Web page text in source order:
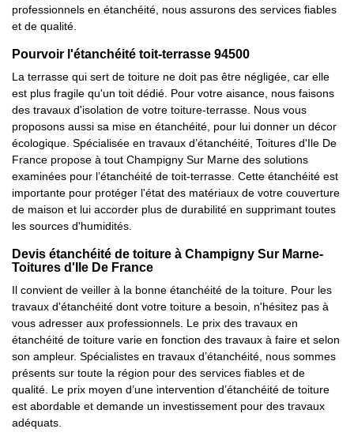
professionnels en étanchéité, nous assurons des services fiables
et de qualité.
Pourvoir l'étanchéité toit-terrasse 94500
La terrasse qui sert de toiture ne doit pas être négligée, car elle
est plus fragile qu'un toit dédié. Pour votre aisance, nous faisons
des travaux d'isolation de votre toiture-terrasse. Nous vous
proposons aussi sa mise en étanchéité, pour lui donner un décor
écologique. Spécialisée en travaux d’étanchéité, Toitures d'Ile De
France propose à tout Champigny Sur Marne des solutions
examinées pour l’étanchéité de toit-terrasse. Cette étanchéité est
importante pour protéger l'état des matériaux de votre couverture
de maison et lui accorder plus de durabilité en supprimant toutes
les sources d'humidités.
Devis étanchéité de toiture à Champigny Sur Marne-
Toitures d'Ile De France
Il convient de veiller à la bonne étanchéité de la toiture. Pour les
travaux d'étanchéité dont votre toiture a besoin, n'hésitez pas à
vous adresser aux professionnels. Le prix des travaux en
étanchéité de toiture varie en fonction des travaux à faire et selon
son ampleur. Spécialistes en travaux d’étanchéité, nous sommes
présents sur toute la région pour des services fiables et de
qualité. Le prix moyen d’une intervention d’étanchéité de toiture
est abordable et demande un investissement pour des travaux
adéquats.